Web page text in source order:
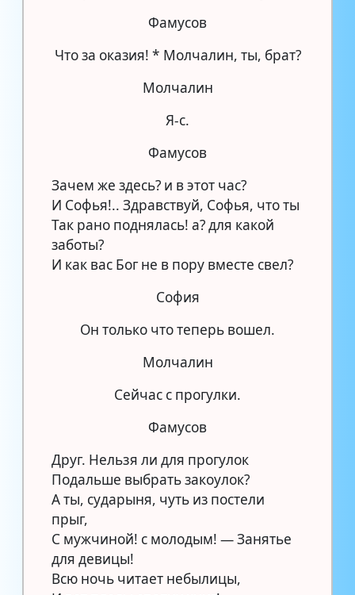
Фамусов
Что за оказия! * Молчалин, ты, брат?
Молчалин
Я-с.
Фамусов
Зачем же здесь? и в этот час?
И Софья!.. Здравствуй, Софья, что ты
Так рано поднялась! а? для какой
заботы?
И как вас Бог не в пору вместе свел?
София
Он только что теперь вошел.
Молчалин
Сейчас с прогулки.
Фамусов
Друг. Нельзя ли для прогулок
Подальше выбрать закоулок?
А ты, сударыня, чуть из постели
прыг,
С мужчиной! с молодым! — Занятье
для девицы!
Всю ночь читает небылицы,